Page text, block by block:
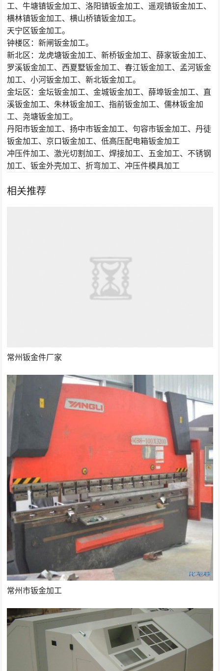
工、牛塘镇钣金加工、洛阳镇钣金加工、遥观镇钣金加工、
横林镇钣金加工、横山桥镇钣金加工。
天宁区钣金加工。
钟楼区：新闸钣金加工。
新北区：龙虎塘钣金加工、新桥钣金加工、薛家钣金加工、
罗溪钣金加工、西夏墅钣金加工、春江钣金加工、孟河钣金
加工、小河钣金加工、新北钣金加工。
金坛区：金坛钣金加工、金城钣金加工、薛埠钣金加工、直
溪钣金加工、朱林钣金加工、指前钣金加工、儒林钣金加
工、尧塘钣金加工。
丹阳市钣金加工、扬中市钣金加工、句容市钣金加工、丹徒
钣金加工、京口钣金加工、低高压配电箱钣金加工
冲压件加工、激光切割加工、焊接加工、五金加工、不锈钢
加工、钣金外壳加工、折弯加工、冲压件模具加工
相关推荐
常州钣金件厂家
常州市钣金加工